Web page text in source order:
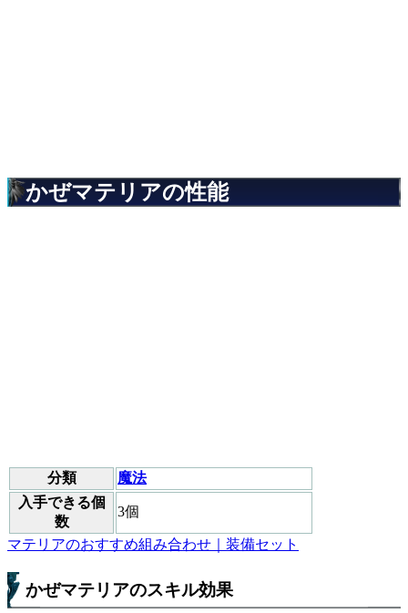
かぜマテリアの性能
分類
魔法
入手できる個
数
3個
マテリアのおすすめ組み合わせ｜装備セット
かぜマテリアのスキル効果